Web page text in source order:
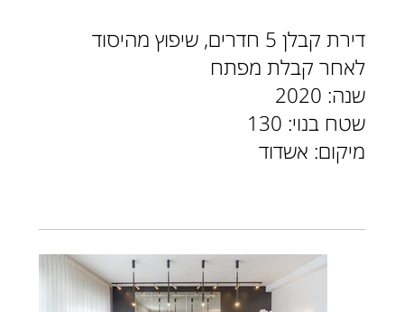
דירת קבלן 5 חדרים, שיפוץ מהיסוד
לאחר קבלת מפתח
שנה: 2020
שטח בנוי: 130
מיקום: אשדוד